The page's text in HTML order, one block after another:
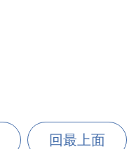
回最上面